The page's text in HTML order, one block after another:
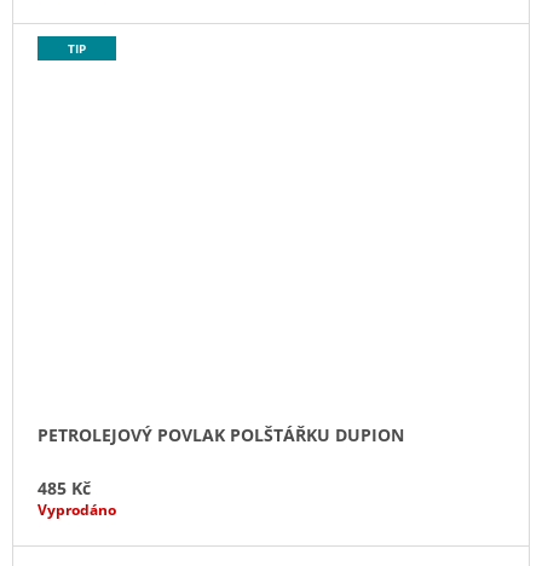
TIP
PETROLEJOVÝ POVLAK POLŠTÁŘKU DUPION
485 Kč
Vyprodáno